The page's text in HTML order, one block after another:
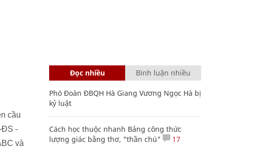
cầu
ĐS -
và
Đọc nhiều Bình luận nhiều
Phó Đoàn ĐBQH Hà Giang Vương Ngọc Hà bị
kỷ luật
Cách học thuộc nhanh Bảng công thức
lượng giác bằng thơ, "thần chú"
17